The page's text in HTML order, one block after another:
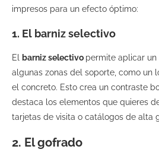
impresos para un efecto óptimo:
1. El barniz selectivo
El barniz selectivo permite aplicar
algunas zonas del soporte, como un
el concreto. Esto crea un contraste
destaca los elementos que quieres
tarjetas de visita o catálogos de alta
2. El gofrado